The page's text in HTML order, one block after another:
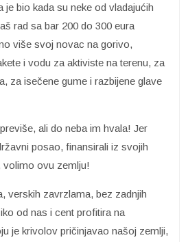
je bio kada su neke od vladajućih
rad sa bar 200 do 300 eura
više svoj novac na gorivo,
i vodu za aktiviste na terenu, za
za isečene gume i razbijene glave
ali do neba im hvala! Jer
posao, finansirali iz svojih
volimo ovu zemlju!
verskih zavrzlama, bez zadnjih
od nas i cent profitira na
je krivolov pričinjavao našoj zemlji,